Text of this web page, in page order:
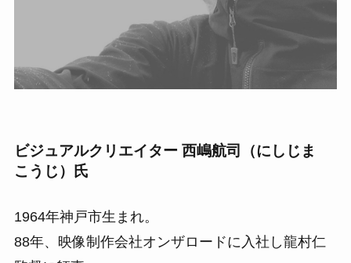
ビジュアルクリエイター 西嶋航司（にしじま
こうじ）氏
1964年神戸市生まれ。
88年、映像制作会社オンザロードに入社し龍村仁